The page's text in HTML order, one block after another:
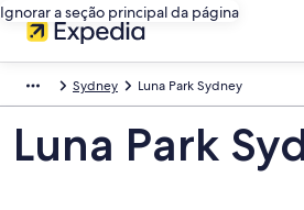
Ignorar a seção principal da página
Sydney Luna Park Sydney
Luna Park